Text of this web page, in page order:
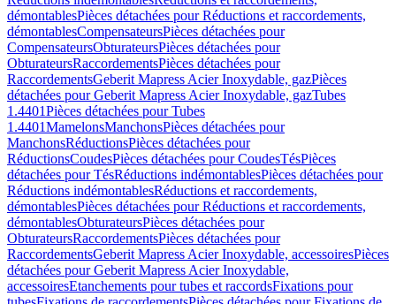
démontablesPièces détachées pour Réductions et raccordements,
démontablesCompensateursPièces détachées pour
CompensateursObturateursPièces détachées pour
ObturateursRaccordementsPièces détachées pour
RaccordementsGeberit Mapress Acier Inoxydable, gazPièces
détachées pour Geberit Mapress Acier Inoxydable, gazTubes
1.4401Pièces détachées pour Tubes
1.4401MamelonsManchonsPièces détachées pour
ManchonsRéductionsPièces détachées pour
RéductionsCoudesPièces détachées pour CoudesTésPièces
détachées pour TésRéductions indémontablesPièces détachées pour
Réductions indémontablesRéductions et raccordements,
démontablesPièces détachées pour Réductions et raccordements,
démontablesObturateursPièces détachées pour
ObturateursRaccordementsPièces détachées pour
RaccordementsGeberit Mapress Acier Inoxydable, accessoiresPièces
détachées pour Geberit Mapress Acier Inoxydable,
accessoiresEtanchements pour tubes et raccordsFixations pour